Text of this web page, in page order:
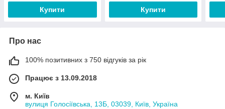
Купити Купити
Про нас
100% позитивних з 750 відгуків за рік
Працює з 13.09.2018
м. Київ
вулиця Голосіївська, 13Б, 03039, Київ, Україна